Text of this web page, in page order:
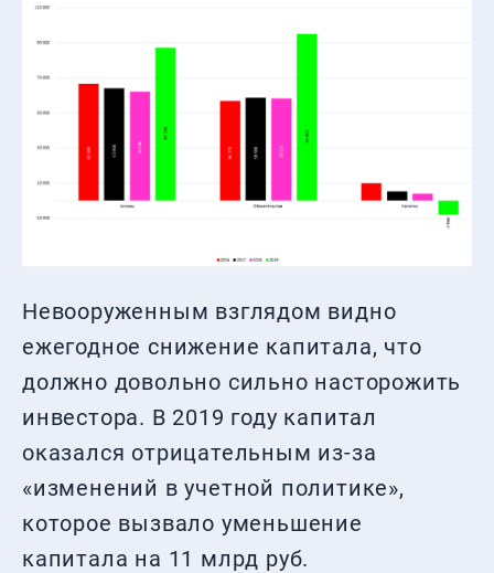
Невооруженным взглядом видно
ежегодное снижение капитала, что
должно довольно сильно насторожить
инвестора. В 2019 году капитал
оказался отрицательным из-за
«изменений в учетной политике»,
которое вызвало уменьшение
капитала на 11 млрд руб.